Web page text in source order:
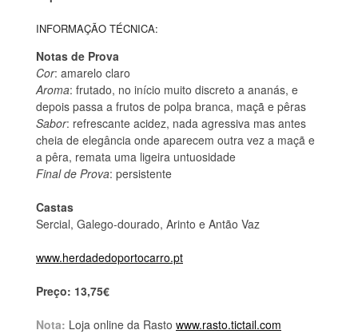
INFORMAÇÃO TÉCNICA:
Notas de Prova
Cor: amarelo claro
Aroma: frutado, no início muito discreto a ananás, e
depois passa a frutos de polpa branca, maçã e pêras
Sabor: refrescante acidez, nada agressiva mas antes
cheia de elegância onde aparecem outra vez a maçã e
a pêra, remata uma ligeira untuosidade
Final de Prova: persistente
Castas
Sercial, Galego-dourado, Arinto e Antão Vaz
www.herdadedoportocarro.pt
Preço: 13,75€
Nota: Loja online da Rasto www.rasto.tictail.com